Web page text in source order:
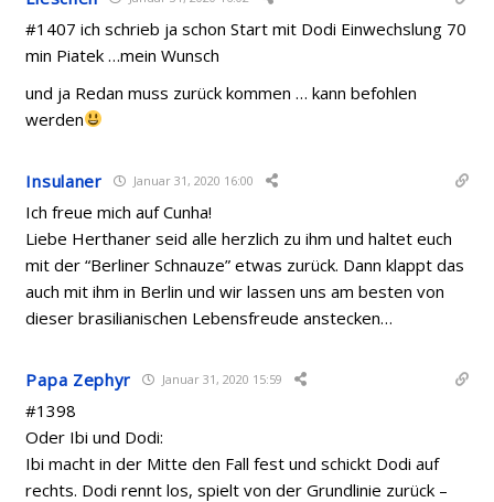
#1407 ich schrieb ja schon Start mit Dodi Einwechslung 70
min Piatek …mein Wunsch
und ja Redan muss zurück kommen … kann befohlen
werden
Insulaner Januar 31, 2020 16:00
Ich freue mich auf Cunha!
Liebe Herthaner seid alle herzlich zu ihm und haltet euch
mit der “Berliner Schnauze” etwas zurück. Dann klappt das
auch mit ihm in Berlin und wir lassen uns am besten von
dieser brasilianischen Lebensfreude anstecken…
Papa Zephyr Januar 31, 2020 15:59
#1398
Oder Ibi und Dodi:
Ibi macht in der Mitte den Fall fest und schickt Dodi auf
rechts. Dodi rennt los, spielt von der Grundlinie zurück –